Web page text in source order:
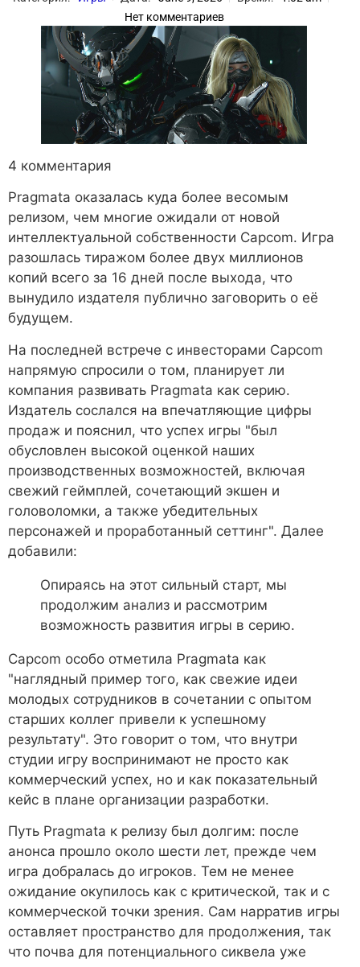
Нет комментариев
4 комментария
Pragmata оказалась куда более весомым
релизом, чем многие ожидали от новой
интеллектуальной собственности Capcom. Игра
разошлась тиражом более двух миллионов
копий всего за 16 дней после выхода, что
вынудило издателя публично заговорить о её
будущем.
На последней встрече с инвесторами Capcom
напрямую спросили о том, планирует ли
компания развивать Pragmata как серию.
Издатель сослался на впечатляющие цифры
продаж и пояснил, что успех игры "был
обусловлен высокой оценкой наших
производственных возможностей, включая
свежий геймплей, сочетающий экшен и
головоломки, а также убедительных
персонажей и проработанный сеттинг". Далее
добавили:
Опираясь на этот сильный старт, мы
продолжим анализ и рассмотрим
возможность развития игры в серию.
Capcom особо отметила Pragmata как
"наглядный пример того, как свежие идеи
молодых сотрудников в сочетании с опытом
старших коллег привели к успешному
результату". Это говорит о том, что внутри
студии игру воспринимают не просто как
коммерческий успех, но и как показательный
кейс в плане организации разработки.
Путь Pragmata к релизу был долгим: после
анонса прошло около шести лет, прежде чем
игра добралась до игроков. Тем не менее
ожидание окупилось как с критической, так и с
коммерческой точки зрения. Сам нарратив игры
оставляет пространство для продолжения, так
что почва для потенциального сиквела уже